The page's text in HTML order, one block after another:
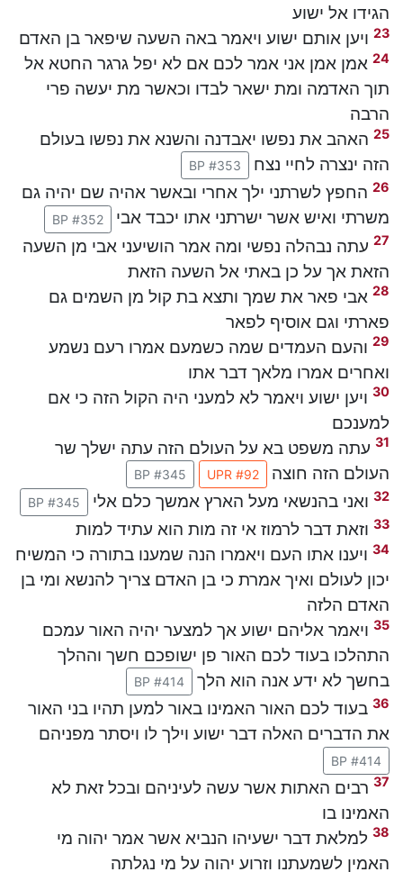
הגידו אל ישוע
23 ויען אותם ישוע ויאמר באה השעה שיפאר בן האדם
24 אמן אמן אני אמר לכם אם לא יפל גרגר החטא אל
תוך האדמה ומת ישאר לבדו וכאשר מת יעשה פרי
הרבה
25 האהב את נפשו יאבדנה והשנא את נפשו בעולם
הזה ינצרה לחיי נצח
BP #353
26 החפץ לשרתני ילך אחרי ובאשר אהיה שם יהיה גם
משרתי ואיש אשר ישרתני אתו יכבד אבי
BP #352
27 עתה נבהלה נפשי ומה אמר הושיעני אבי מן השעה
הזאת אך על כן באתי אל השעה הזאת
28 אבי פאר את שמך ותצא בת קול מן השמים גם
פארתי וגם אוסיף לפאר
29 והעם העמדים שמה כשמעם אמרו רעם נשמע
ואחרים אמרו מלאך דבר אתו
30 ויען ישוע ויאמר לא למעני היה הקול הזה כי אם
למענכם
31 עתה משפט בא על העולם הזה עתה ישלך שר
העולם הזה חוצה
UPR #92
BP #345
32 ואני בהנשאי מעל הארץ אמשך כלם אלי
BP #345
33 וזאת דבר לרמוז אי זה מות הוא עתיד למות
34 ויענו אתו העם ויאמרו הנה שמענו בתורה כי המשיח
יכון לעולם ואיך אמרת כי בן האדם צריך להנשא ומי בן
האדם הלזה
35 ויאמר אליהם ישוע אך למצער יהיה האור עמכם
התהלכו בעוד לכם האור פן ישופכם חשך וההלך
בחשך לא ידע אנה הוא הלך
BP #414
36 בעוד לכם האור האמינו באור למען תהיו בני האור
את הדברים האלה דבר ישוע וילך לו ויסתר מפניהם
BP #414
37 רבים האתות אשר עשה לעיניהם ובכל זאת לא
האמינו בו
38 למלאת דבר ישעיהו הנביא אשר אמר יהוה מי
האמין לשמעתנו וזרוע יהוה על מי נגלתה